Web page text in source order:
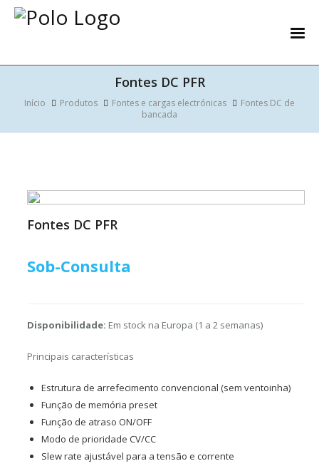
Fontes DC PFR
Início Produtos Fontes e cargas electrónicas
Fontes DC de
bancada
Fontes DC PFR
Sob-Consulta
Disponibilidade: Em stock na Europa (1 a 2 semanas)
Principais características
Estrutura de arrefecimento convencional (sem ventoinha)
Função de memória preset
Função de atraso ON/OFF
Modo de prioridade CV/CC
Slew rate ajustável para a tensão e corrente